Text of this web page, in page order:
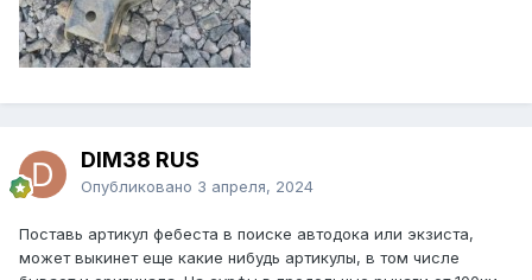
DIM38 RUS
Опубликовано 3 апреля, 2024
Поставь артикул фебеста в поиске автодока или экзиста,
может выкинет еще какие нибудь артикулы, в том числе